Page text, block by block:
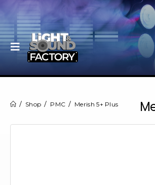
Shop PMC Merish 5+ Plus